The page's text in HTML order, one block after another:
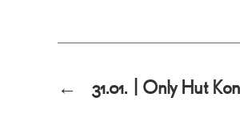
← 31.01. | Only Hut